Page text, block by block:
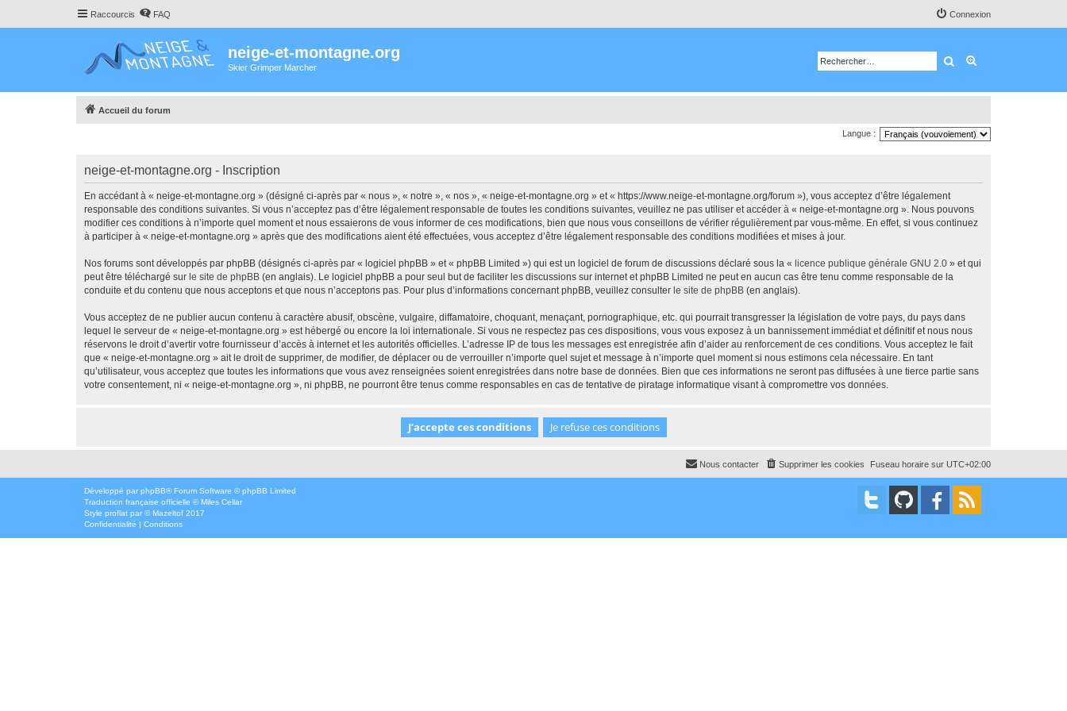
Raccourcis FAQ Connexion
neige-et-montagne.org
Skier Grimper Marcher Rechercher
Accueil du forum
Langue :
neige-et-montagne.org - Inscription
En accédant à « neige-et-montagne.org » (désigné ci-après par « nous », « notre », « nos », « neige-et-montagne.org » et « https://www.neige-et-montagne.org/forum »), vous acceptez d’être légalement
responsable des conditions suivantes. Si vous n’acceptez pas d’être légalement responsable de toutes les conditions suivantes, veuillez ne pas utiliser et accéder à « neige-et-montagne.org ». Nous pouvons
modifier ces conditions à n’importe quel moment et nous essaierons de vous informer de ces modifications, bien que nous vous conseillons de vérifier régulièrement par vous-même. En effet, si vous continuez
à participer à « neige-et-montagne.org » après que des modifications aient été effectuées, vous acceptez d’être légalement responsable des conditions modifiées et mises à jour.
Nos forums sont développés par phpBB (désignés ci-après par « logiciel phpBB » et « phpBB Limited ») qui est un logiciel de forum de discussions déclaré sous la « licence publique générale GNU 2.0 » et qui
peut être téléchargé sur le site de phpBB (en anglais). Le logiciel phpBB a pour seul but de faciliter les discussions sur internet et phpBB Limited ne peut en aucun cas être tenu comme responsable de la
conduite et du contenu que nous acceptons et que nous n’acceptons pas. Pour plus d’informations concernant phpBB, veuillez consulter le site de phpBB (en anglais).
Vous acceptez de ne publier aucun contenu à caractère abusif, obscène, vulgaire, diffamatoire, choquant, menaçant, pornographique, etc. qui pourrait transgresser la législation de votre pays, du pays dans
lequel le serveur de « neige-et-montagne.org » est hébergé ou encore la loi internationale. Si vous ne respectez pas ces dispositions, vous vous exposez à un bannissement immédiat et définitif et nous nous
réservons le droit d’avertir votre fournisseur d’accès à internet et les autorités officielles. L’adresse IP de tous les messages est enregistrée afin d’aider au renforcement de ces conditions. Vous acceptez le fait
que « neige-et-montagne.org » ait le droit de supprimer, de modifier, de déplacer ou de verrouiller n’importe quel sujet et message à n’importe quel moment si nous estimons cela nécessaire. En tant
qu’utilisateur, vous acceptez que toutes les informations que vous avez renseignées soient enregistrées dans notre base de données. Bien que ces informations ne seront pas diffusées à une tierce partie sans
votre consentement, ni « neige-et-montagne.org », ni phpBB, ne pourront être tenus comme responsables en cas de tentative de piratage informatique visant à compromettre vos données.
Fuseau horaire sur UTC+02:00
Supprimer les cookies
Nous contacter
Développé par phpBB® Forum Software © phpBB Limited
Traduction française officielle ©Miles Cellar
Style proflat par ©Mazeltof 2017
Confidentialité | Conditions